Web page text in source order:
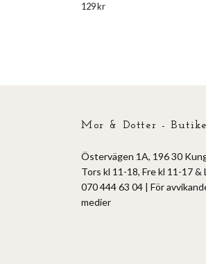
129 kr
Mor & Dotter -
Östervägen 1A, 196 30
Tors kl 11-18, Fre kl 11-17
070 444 63 04 | För
medier